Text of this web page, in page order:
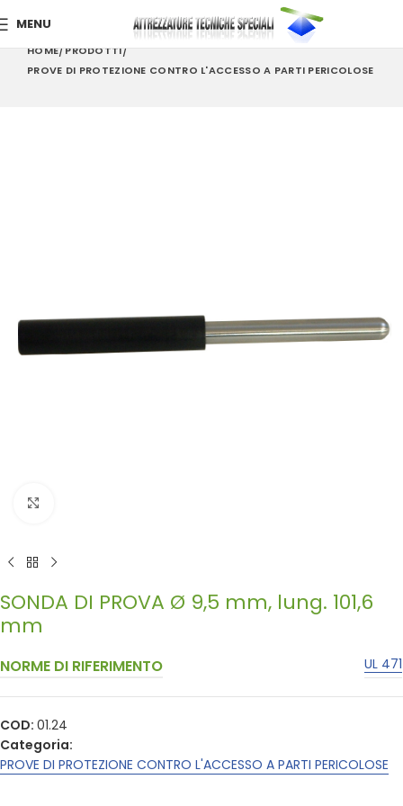
MENU
HOME PRODOTTI
PROVE DI PROTEZIONE CONTRO L'ACCESSO A PARTI PERICOLOSE
SONDA DI PROVA Ø 9,5 mm, lung. 101,6
mm
NORME DI RIFERIMENTO UL 471
COD: 01.24
Categoria:
PROVE DI PROTEZIONE CONTRO L'ACCESSO A PARTI PERICOLOSE